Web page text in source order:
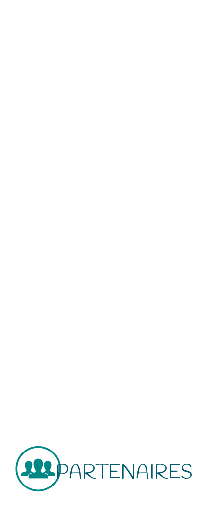
PARTENAIRES